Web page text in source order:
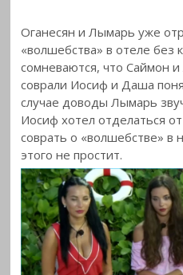
Оганесян и Лымарь уже
«волшебства» в отеле без
сомневаются, что Саймон
соврали Иосиф и Даша
случае доводы Лымарь
Иосиф хотел отделаться
соврать о «волшебстве»
этого не простит.